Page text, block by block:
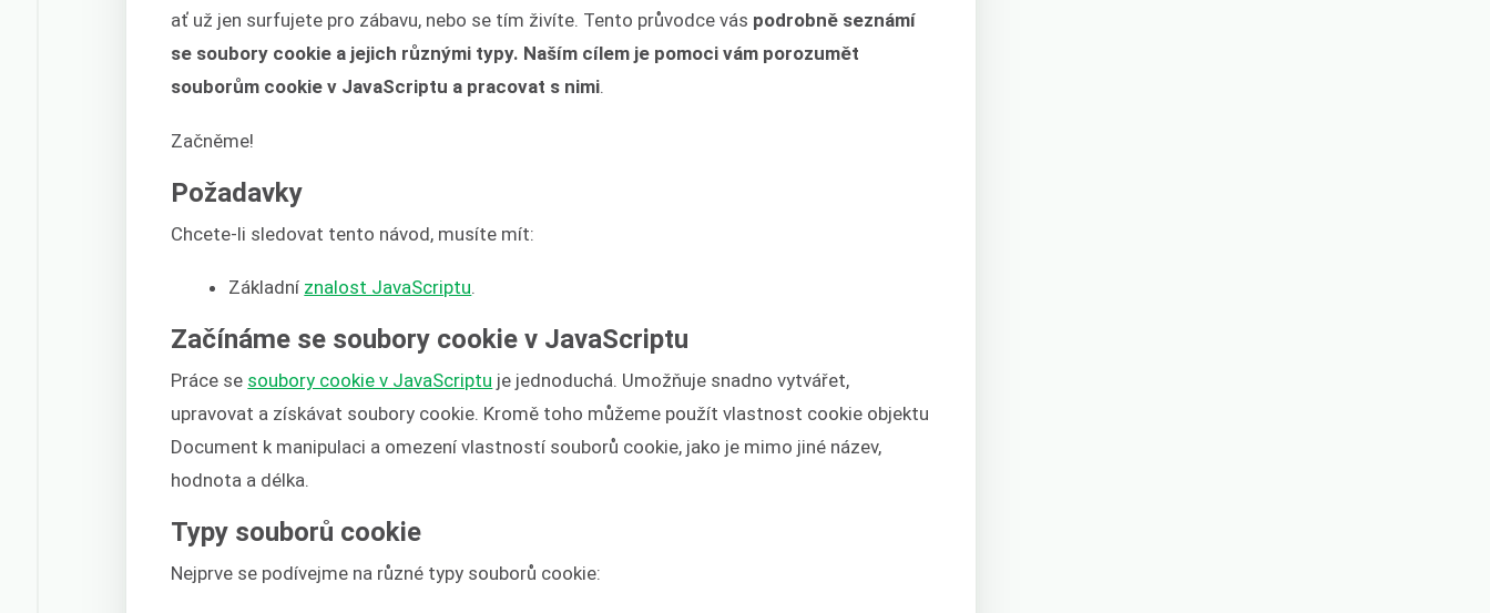
ať už jen surfujete pro zábavu, nebo se tím živíte. Tento průvodce vás podrobně seznámí
se soubory cookie a jejich různými typy. Naším cílem je pomoci vám porozumět
souborům cookie v JavaScriptu a pracovat s nimi.
Začněme!
Požadavky
Chcete-li sledovat tento návod, musíte mít:
Základní znalost JavaScriptu
Začínáme se soubory cookie v JavaScriptu
Práce se soubory cookie v JavaScriptu je jednoduchá. Umožňuje snadno vytvářet,
upravovat a získávat soubory cookie. Kromě toho můžeme použít vlastnost cookie objektu
Document k manipulaci a omezení vlastností souborů cookie, jako je mimo jiné název,
hodnota a délka.
Typy souborů cookie
Nejprve se podívejme na různé typy souborů cookie: